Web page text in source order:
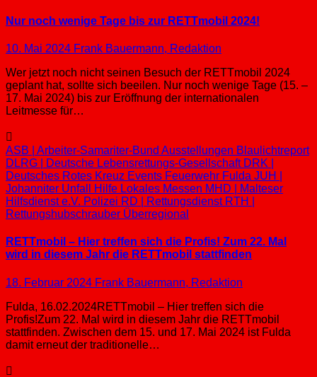
Nur noch wenige Tage bis zur RETTmobil 2024!
10. Mai 2024 Frank Bauermann, Redaktion
Wer jetzt noch nicht seinen Besuch der RETTmobil 2024
geplant hat, sollte sich beeilen. Nur noch wenige Tage (15. –
17. Mai 2024) bis zur Eröffnung der internationalen
Leitmesse für…
ASB | Arbeiter-Samariter-Bund Ausstellungen Blaulichtreport
DLRG | Deutsche Lebensrettungs-Gesellschaft DRK |
Deutsches Rotes Kreuz Events Feuerwehr Fulda JUH |
Johanniter Unfall Hilfe Lokales Messen MHD | Malteser
Hilfsdienst e.V. Polizei RD | Rettungsdienst RTH |
Rettungshubschrauber Überregional
RETTmobil – Hier treffen sich die Profis! Zum 22. Mal
wird in diesem Jahr die RETTmobil stattfinden
18. Februar 2024 Frank Bauermann, Redaktion
Fulda, 16.02.2024RETTmobil – Hier treffen sich die
Profis!Zum 22. Mal wird in diesem Jahr die RETTmobil
stattfinden. Zwischen dem 15. und 17. Mai 2024 ist Fulda
damit erneut der traditionelle…